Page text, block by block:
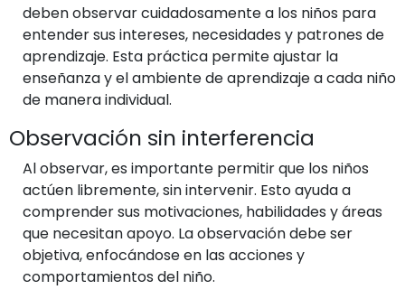
deben observar cuidadosamente a los niños para
entender sus intereses, necesidades y patrones de
aprendizaje. Esta práctica permite ajustar la
enseñanza y el ambiente de aprendizaje a cada niño
de manera individual.
Observación sin interferencia
Al observar, es importante permitir que los niños
actúen libremente, sin intervenir. Esto ayuda a
comprender sus motivaciones, habilidades y áreas
que necesitan apoyo. La observación debe ser
objetiva, enfocándose en las acciones y
comportamientos del niño.